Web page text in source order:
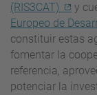
(RIS3CAT)
y
Europeo de
constituir estas
fomentar la
referencia,
potenciar la